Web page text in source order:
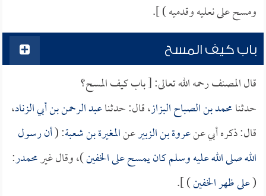
ومسح على نعليه وقدميه ) ].
باب كيف المسح
قال المصنف رحمه الله تعالى: [ باب كيف المسح؟
حدثنامحمد بن الصباح البزاز، قال: حدثناعبد الرحمن بن أبي الزناد،
قال: ذكره أبي عنعروة بن الزبيرعنالمغيرة بن شعبة: (أن رسول
الله صلى الله عليه وسلم كان يمسح على الخفين)، وقال غيرمحمدر:
(على ظهر الخفين) ].